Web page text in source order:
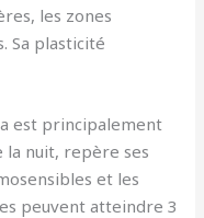
les zones
Sa plasticité
est principalement
la nuit, repère ses
et les
peuvent atteindre 3